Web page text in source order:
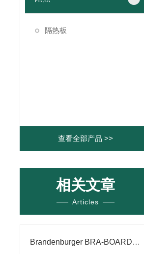
隔热板
查看全部产品 >>
相关文章
Articles
Brandenburger BRA-BOARD 隔热板材的特性